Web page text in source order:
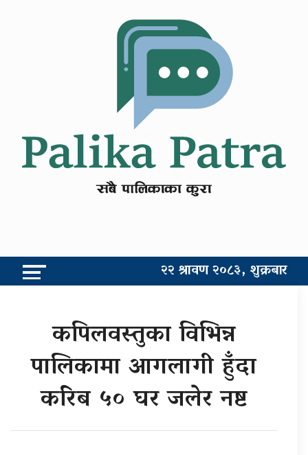
२२ श्रावण २०८३, शुक्रबार
कपिलवस्तुका विभिन्न
पालिकामा आगलागी हुँदा
करिब ५० घर जलेर नष्ट